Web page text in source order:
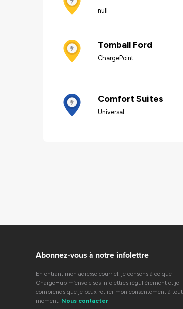
null
Tomball Ford
ChargePoint
Comfort Suites
Universal
Abonnez-vous à notre infolettre
En entrant mon adresse courriel, je consens à ce que
ChargeHub m’envoie ses infolettres régulièrement et je
comprends que je peux retirer mon consentement à tout
moment. Nous contacter